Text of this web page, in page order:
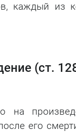
каждый из
(ст.
на
его